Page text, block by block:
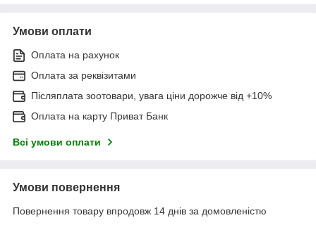
Умови оплати
Оплата на рахунок
Оплата за реквізитами
Післяплата зоотовари, увага ціни дорожче від +10%
Оплата на карту Приват Банк
Всі умови оплати
Умови повернення
Повернення товару впродовж 14 днів за домовленістю